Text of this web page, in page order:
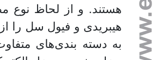
هستند. و از لحاظ نوع
هیبریدی و فیول سل را از
به دسته بندی‌های